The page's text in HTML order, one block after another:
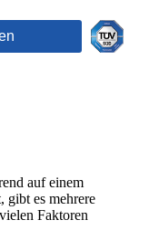
auf einem
gibt es mehrere
Faktoren